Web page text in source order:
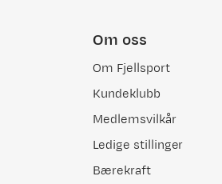
Om oss
Om Fjellsport
Kundeklubb
Medlemsvilkår
Ledige stillinger
Bærekraft